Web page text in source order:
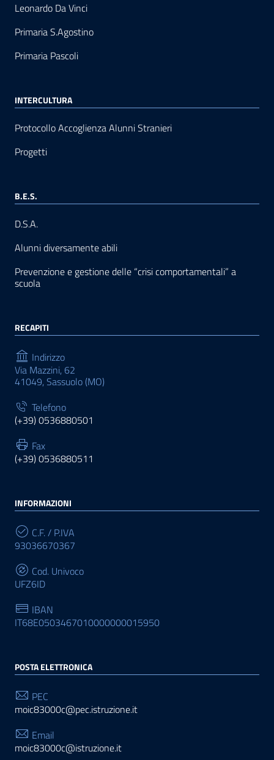
Leonardo Da Vinci
Primaria S.Agostino
Primaria Pascoli
INTERCULTURA
Protocollo Accoglienza Alunni Stranieri
Progetti
B.E.S.
D.S.A.
Alunni diversamente abili
Prevenzione e gestione delle “crisi comportamentali” a
scuola
RECAPITI
Indirizzo
Via Mazzini, 62
41049, Sassuolo (MO)
Telefono
(+39) 0536880501
Fax
(+39) 0536880511
INFORMAZIONI
C.F. / P.IVA
93036670367
Cod. Univoco
UFZ6ID
IBAN
IT68E0503467010000000015950
POSTA ELETTRONICA
PEC
moic83000c@pec.istruzione.it
Email
moic83000c@istruzione.it